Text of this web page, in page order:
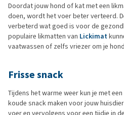
Doordat jouw hond of kat met een
doen, wordt het voer beter verteerd.
verbeterd wat goed is voor de
populaire likmatten van Lickimat
vaatwassen of zelfs vriezer om je
Frisse snack
Tijdens het warme weer kun je met
koude snack maken voor jouw